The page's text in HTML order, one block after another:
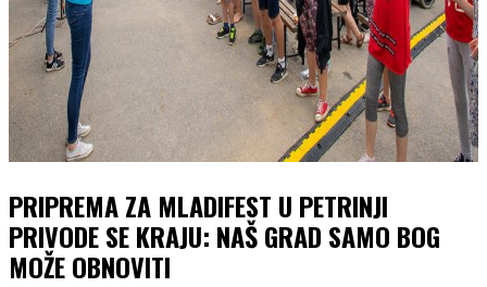
PRIPREMA ZA MLADIFEST U PETRINJI
PRIVODE SE KRAJU: NAŠ GRAD SAMO BOG
MOŽE OBNOVITI